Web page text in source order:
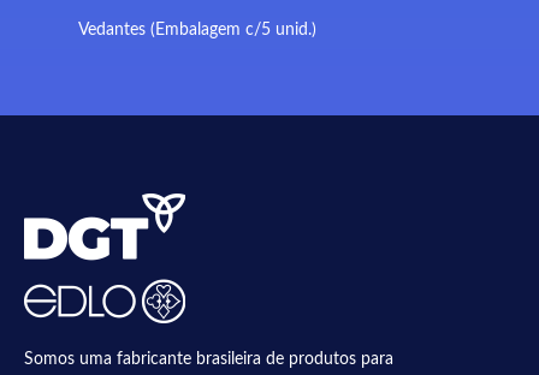
Vedantes (Embalagem c/5 unid.)
Somos uma fabricante brasileira de produtos para